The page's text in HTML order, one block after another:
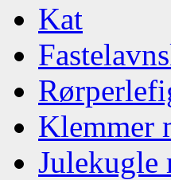
Kat
Klemmer
Julekugle